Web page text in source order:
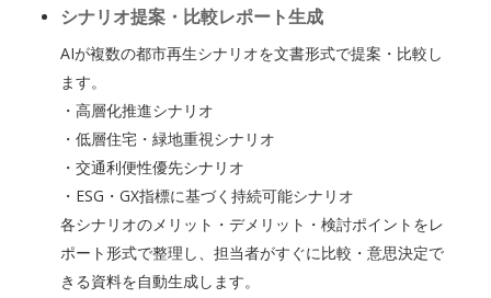
シナリオ提案・比較レポート生成
AIが複数の都市再生シナリオを文書形式で提案・比較し
ます。
・高層化推進シナリオ
・低層住宅・緑地重視シナリオ
・交通利便性優先シナリオ
・ESG・GX指標に基づく持続可能シナリオ
各シナリオのメリット・デメリット・検討ポイントをレ
ポート形式で整理し、担当者がすぐに比較・意思決定で
きる資料を自動生成します。